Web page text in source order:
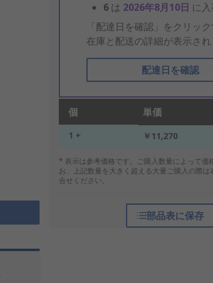
6 は 2026年8月10日 に
「配達日を確認」をクリック
在庫と配送の詳細が表示され
配達日を確認
個 単価
1 + ￥11,270
* 表示は参考価格です。ご購入数量によって価
お、上記数量を大きく超える大量ご購入の際
合せください。
部品表に保存